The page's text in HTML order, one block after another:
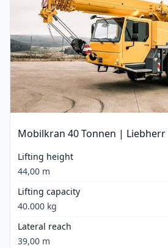
Mobilkran 40 Tonnen | Liebherr
Lifting height
44,00 m
Lifting capacity
40.000 kg
Lateral reach
39,00 m